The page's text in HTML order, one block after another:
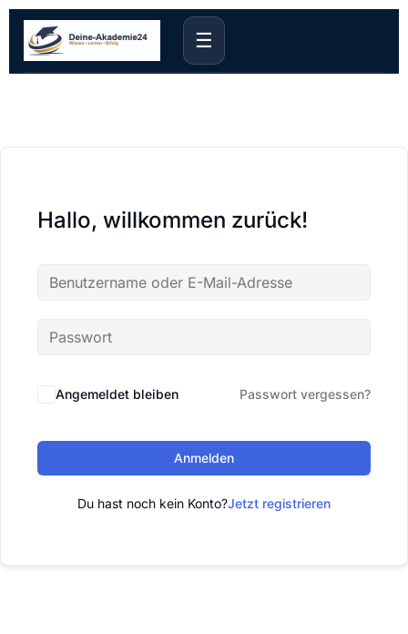
☰
Hallo, willkommen zurück!
Angemeldet bleiben Passwort vergessen?
Anmelden
Du hast noch kein Konto?Jetzt registrieren